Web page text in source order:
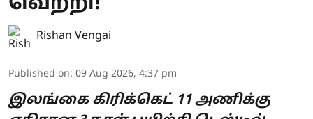
Rishan Vengai
Published on: 09 Aug 2026, 4:37 pm
இலங்கை கிரிக்கெட் 11 அணிக்கு